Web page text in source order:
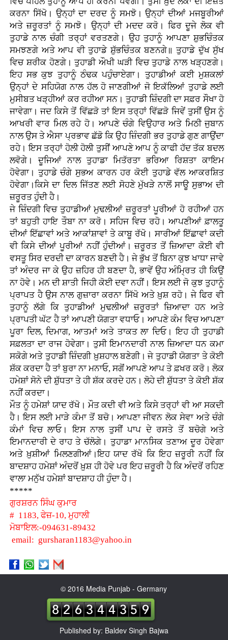
ਕਰਨਾ ਸਿੱਖੋ। ਉਨ੍ਹਾਂ ਦਾ ਦਰਦ ਨੂੰ ਸਮਝੋ। ਉਨ੍ਹਾਂ ਦੀਆਂ ਮਜਬੂਰੀਆਂ
ਅਤੇ ਜ਼ਰੂਰਤਾਂ ਨੂੰ ਸਮਝੋ। ਉਨ੍ਹਾਂ ਦੀ ਮਦਦ ਕਰੋ। ਫਿਰ ਦੂਜੇ ਲੋਕ ਵੀ
ਤੁਹਾਡੇ ਨਾਲ ਚੰਗੀ ਤਰ੍ਹਾਂ ਵਰਤਣਗੇ। ਉਹ ਤੁਹਾਨੂੰ ਆਪਣਾ ਸ਼ੁਭਚਿੰਤਕ
ਸਮਝਣਗੇ ਅਤੇ ਆਪ ਵੀ ਤੁਹਾਡੇ ਸ਼ੁੱਭਚਿੰਤਕ ਬਣਨਗੇ॥ ਤੁਹਾਡੇ ਦੁੱਖ ਸੁੱਖ
ਵਿਚ ਸ਼ਰੀਕ ਹੋਣਗੇ। ਤੁਹਾਡੀ ਔਖੀ ਘੜੀ ਵਿਚ ਤੁਹਾਡੇ ਨਾਲ ਖੜ੍ਹਣਗੇ।
ਇਹ ਸਭ ਕੁਝ ਤੁਹਾਨੂੰ ਠੰਢਕ ਪਹੁੰਚਾਏਗਾ। ਤੁਹਾਡੀਆਂ ਕਈ ਮੁਸ਼ਕਲਾਂ
ਉਨ੍ਹਾਂ ਦੇ ਸਹਿਯੋਗ ਨਾਲ ਹੱਲ ਹੋ ਜਾਣਗੀਆਂ ਜੋ ਇਕੱਲਿਆਂ ਤੁਹਾਡੇ ਲਈ
ਮੁਸੀਬਤ ਖੜ੍ਹੀਆਂ ਕਰ ਰਹੀਆ ਸਨ। ਤੁਹਾਡੀ ਜ਼ਿੰਦਗੀ ਦਾ ਸਫ਼ਰ ਸੌਖਾ ਹੋ
ਜਾਵੇਗਾ। ਜਦ ਕਿਸੇ ਤੋਂ ਵਿੱਛੜੋ ਤਾਂ ਇਸ ਤਰ੍ਹਾਂ ਵਿੱਛੜੋ ਜਿਵੇਂ ਤੁਸੀਂ ਉਸ ਨੂੰ
ਆਖਰੀ ਵਾਰ ਮਿਲ ਰਹੇ ਹੋ। ਆਪਣੇ ਚੰਗੇ ਵਿਉਹਾਰ ਅਤੇ ਮਿਠੀ ਜੁਬਾਨ
ਨਾਲ ਉਸ ਤੇ ਐਸਾ ਪ੍ਰਭਾਵ ਛੱਡੋ ਕਿ ਉਹ ਜ਼ਿੰਦਗੀ ਭਰ ਤੁਹਾਡੇ ਗੁਣ ਗਾਉਂਦਾ
ਰਹੇ। ਇਸ ਤਰ੍ਹਾਂ ਹੋਲੀ ਹੋਲੀ ਤੁਸੀਂ ਆਪਣੇ ਆਪ ਨੂੰ ਕਾਫੀ ਹੱਦ ਤੱਕ ਬਦਲ
ਲਵੋਗੇ। ਦੂਜਿਆਂ ਨਾਲ ਤੁਹਾਡਾ ਮਿਤੱਰਤਾ ਭਰਿਆ ਰਿਸ਼ਤਾ ਕਾਇਮ
ਹੋਵੇਗਾ। ਤੁਹਾਡੇ ਚੰਗੇ ਸੁਭਅ ਕਾਰਨ ਹਰ ਕੋਈ ਤੁਹਾਡੇ ਵੱਲ ਆਕਰਸ਼ਿਤ
ਹੋਵੇਗਾ।ਕਿਸੇ ਦਾ ਦਿਲ ਜਿੱਤਣ ਲਈ ਸੋਹਣੇ ਮੁੱਖੜੇ ਨਾਲੋਂ ਸਾਊ ਸੁਭਾਅ ਦੀ
ਜ਼ਰੂਰਤ ਹੁੰਦੀ ਹੈ।
ਜੇ ਜ਼ਿੰਦਗੀ ਵਿਚ ਤੁਹਾਡੀਆਂ ਮੁਢਲੀਆਂ ਜ਼ਰੂਰਤਾਂ ਪੂਰੀਆਂ ਹੋ ਰਹੀਆਂ ਹਨ
ਤਾਂ ਬਹੁਤੀ ਹਾਇ ਤੌਬਾ ਨਾ ਕਰੋ। ਸਹਿਜ ਵਿਚ ਰਹੋ। ਆਪਣੀਆਂ ਫ਼ਾਲਤੂ
ਦੀਆਂ ਇੱਛਾਵਾਂ ਅਤੇ ਆਕਾਂਸ਼ਾਵਾਂ ਤੇ ਕਾਬੂ ਰੱਖੋ। ਸਾਰੀਆਂ ਇੱਛਾਵਾਂ ਕਦੀ
ਵੀ ਕਿਸੇ ਦੀਆਂ ਪੂਰੀਆਂ ਨਹੀਂ ਹੁੰਦੀਆਂ। ਜ਼ਰੂਰਤ ਤੋਂ ਜ਼ਿਆਦਾ ਕੋਈ ਵੀ
ਵਸਤੂ ਸਿਰ ਦਰਦੀ ਦਾ ਕਾਰਨ ਬਣਦੀ ਹੈ। ਜੇ ਭੁੱਖ ਤੋਂ ਬਿਨਾ ਕੁਝ ਖਾਧਾ ਜਾਵੇ
ਤਾਂ ਅੰਦਰ ਜਾ ਕੇ ਉਹ ਜ਼ਹਿਰ ਹੀ ਬਣਦਾ ਹੈ, ਭਾਵੇਂ ਉਹ ਅੰਮ੍ਰਿਤ ਹੀ ਕਿਉਂ
ਨਾ ਹੋਵੇ। ਮਨ ਦੀ ਸ਼ਾਤੀ ਜਿਹੀ ਕੋਈ ਦਵਾ ਨਹੀਂ। ਇਸ ਲਈ ਜੋ ਕੁਝ ਤੁਹਾਨੂੰ
ਪ੍ਰਾਪਤ ਹੈ ਉਸ ਨਾਲ ਗੁਜ਼ਾਰਾ ਕਰਨਾ ਸਿੱਖੋ ਅਤੇ ਖ਼ੁਸ਼ ਰਹੋ। ਜੇ ਫਿਰ ਵੀ
ਤੁਹਾਨੂੰ ਲੱਗੇ ਕਿ ਤੁਹਾਡੀਆਂ ਮੁਢਲੀਆਂ ਜ਼ਰੂਰਤਾਂ ਜ਼ਿਆਦਾ ਹਨ ਅਤੇ
ਪ੍ਰਾਪਤੀ ਘੱਟ ਹੈ ਤਾਂ ਆਪਣੀ ਯੋਗਤਾ ਵਧਾਓ। ਆਪਣੇ ਕੰਮ ਵਿਚ ਆਪਣਾ
ਪੂਰਾ ਦਿਲ, ਦਿਮਾਗ, ਆਤਮਾਂ ਅਤੇ ਤਾਕਤ ਲਾ ਦਿਓ। ਇਹ ਹੀ ਤੁਹਾਡੀ
ਸਫ਼ਲਤਾ ਦਾ ਰਾਜ ਹੋਵੇਗਾ। ਤੁਸੀ ਇਮਾਨਦਾਰੀ ਨਾਲ ਜ਼ਿਆਦਾ ਧਨ ਕਮਾ
ਸਕੋਗੇ ਅਤੇ ਤੁਹਾਡੀ ਜ਼ਿੰਦਗੀ ਖ਼ੁਸ਼ਹਾਲ ਬਣੇਗੀ। ਜੇ ਤੁਹਾਡੀ ਯੋਗਤਾ ਤੇ ਕੋਈ
ਸ਼ੱਕ ਕਰਦਾ ਹੈ ਤਾਂ ਬੁਰਾ ਨਾ ਮਨਾਓ, ਸਗੋਂ ਆਪਣੇ ਆਪ ਤੇ ਫ਼ਖਰ ਕਰੋ। ਲੋਕ
ਹਮੇਸ਼ਾਂ ਸੋਨੇ ਦੀ ਸ਼ੁੱਧਤਾ ਤੇ ਹੀ ਸ਼ੱਕ ਕਰਦੇ ਹਨ। ਲੋਹੇ ਦੀ ਸ਼ੁੱਧਤਾ ਤੇ ਕੋਈ ਸ਼ੱਕ
ਨਹੀਂ ਕਰਦਾ।
ਮੌਤ ਨੂੰ ਹਮੇਸ਼ਾਂ ਯਾਦ ਰੱਖੋ। ਮੌਤ ਕਦੀ ਵੀ ਅਤੇ ਕਿਸੇ ਤਰ੍ਹਾਂ ਵੀ ਆ ਸਕਦੀ
ਹੈ। ਇਸ ਲਈ ਮਾੜੇ ਕੰਮਾ ਤੋਂ ਬਚੋ। ਆਪਣਾ ਜੀਵਨ ਲੋਕ ਸੇਵਾ ਅਤੇ ਚੰਗੇ
ਕੰਮਾਂ ਵਿਚ ਲਾਓ। ਇਸ ਨਾਲ ਤੁਸੀਂ ਪਾਪ ਦੇ ਰਸਤੇ ਤੋਂ ਬਚੋਗੇ ਅਤੇ
ਇਮਾਨਦਾਰੀ ਦੇ ਰਾਹ ਤੇ ਚੱਲੋਗੇ। ਤੁਹਾਡਾ ਮਾਨਸਿਕ ਤਣਾਅ ਦੂਰ ਹੋਵੇਗਾ
ਅਤੇ ਖ਼ੁਸ਼ੀਆਂ ਮਿਲਣਗੀਆਂ।ਇਹ ਯਾਦ ਰੱਖੋ ਕਿ ਇਹ ਜ਼ਰੂਰੀ ਨਹੀਂ ਕਿ
ਬਾਦਸ਼ਾਹ ਹਮੇਸ਼ਾਂ ਅੰਦਰੋਂ ਖ਼ੁਸ਼ ਹੀ ਹੋਵੇ ਪਰ ਇਹ ਜ਼ਰੂਰੀ ਹੈ ਕਿ ਅੰਦਰੋਂ ਰਹਿਣ
ਵਾਲਾ ਮਨੁੱਖ ਹਮੇਸ਼ਾਂ ਬਾਦਸ਼ਾਹ ਹੀ ਹੁੰਦਾ ਹੈ।
*****
ਗੁਰਸ਼ਰਨ ਸਿੰਘ ਕੁਮਾਰ
# 1183, ਫੇਜ਼-10, ਮੁਹਾਲੀ
ਮੋਬਾਇਲ:-094631-89432
email: gursharan1183@yahoo.in
© 2016 Media Punjab - Germany
Published by: Baldev Singh Bajwa